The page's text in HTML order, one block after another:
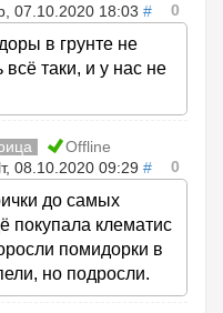
07.10.2020 18:03 # 0
в грунте не
всё таки, и у нас не
Offline
08.10.2020 09:29 # 0
до самых
покупала клематис
помидорки в
но подросли.